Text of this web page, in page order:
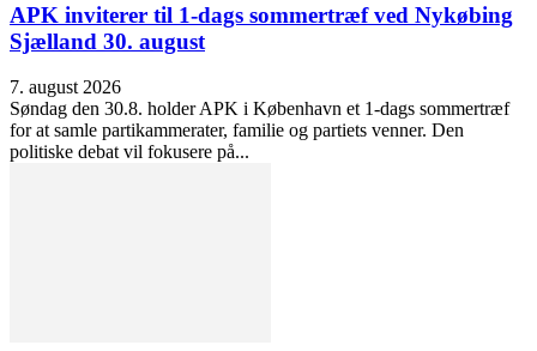
APK inviterer til 1-dags sommertræf ved Nykøbing
Sjælland 30. august
7. august 2026
Søndag den 30.8. holder APK i København et 1-dags sommertræf
for at samle partikammerater, familie og partiets venner. Den
politiske debat vil fokusere på...